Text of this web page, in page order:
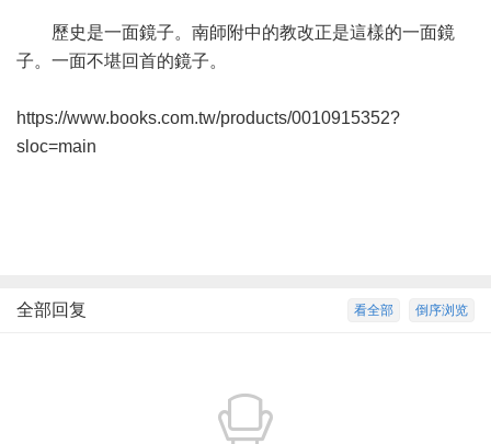
歷史是一面鏡子。南師附中的教改正是這樣的一面鏡
子。一面不堪回首的鏡子。
https://www.books.com.tw/products/0010915352?
sloc=main
倒序浏览
看全部
全部回复